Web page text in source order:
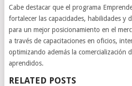
Cabe destacar que el programa
fortalecer las capacidades, habilidades y
para un mejor posicionamiento en el
a través de capacitaciones en oficios,
optimizando además la comercialización
aprendidos.
RELATED POSTS